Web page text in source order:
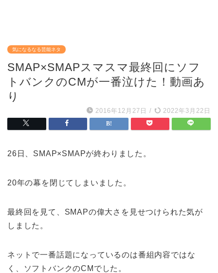
気になるなる芸能ネタ
SMAP×SMAPスマスマ最終回にソフ
トバンクのCMが一番泣けた！動画あ
り
2016年12月27日 / 2022年3月22日
26日、SMAP×SMAPが終わりました。
20年の幕を閉じてしまいました。
最終回を見て、SMAPの偉大さを見せつけられた気が
しました。
ネットで一番話題になっているのは番組内容ではな
く、ソフトバンクのCMでした。